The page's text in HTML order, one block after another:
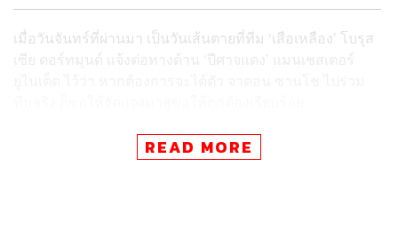
เมื่อวันจันทร์ที่ผ่านมา เป็นวันเส้นตายที่ทีม ‘เสือเหลือง’ โบรุส
เซีย ดอร์ทมุนด์ แจ้งต่อทางด้าน ‘ปีศาจแดง’ แมนเชสเตอร์
เพียงแต่ปัญหาคือ ทางด้านแมนเชสเตอร์ ยูไนเต็ดไม่สามารถ
จะทำใจเพื่อจ่ายเงินสินสอดที่ดอร์ทมุนด์เรียกร้องไว้ที่ 120
READ MORE